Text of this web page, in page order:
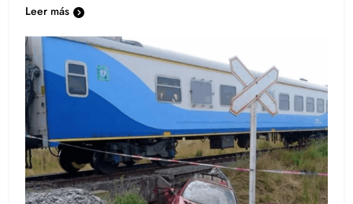
Leer más